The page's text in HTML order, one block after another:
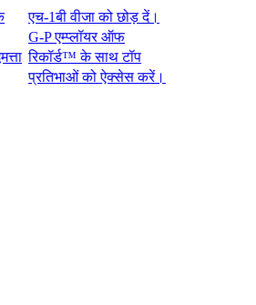
एच-1बी वीजा को छोड़ दें।
G-P एम्प्लॉयर ऑफ
रिकॉर्ड™ के साथ टॉप
प्रतिभाओं को ऐक्सेस करें।​​